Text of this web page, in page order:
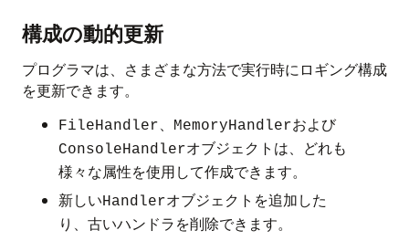
構成の動的更新
プログラマは、さまざまな方法で実行時にロギング構成
を更新できます。
FileHandler、 MemoryHandlerおよび
ConsoleHandlerオブジェクトは、どれも
様々な属性を使用して作成できます。
新しいHandlerオブジェクトを追加した
り、古いハンドラを削除できます。